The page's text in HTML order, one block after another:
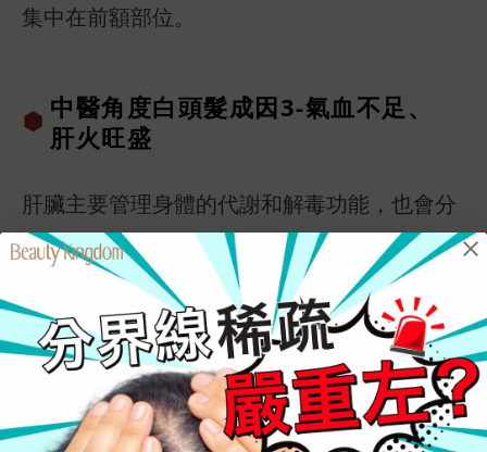
集中在前額部位。
中醫角度白頭髮成因3-氣血不足、
肝火旺盛
肝臟主要管理身體的代謝和解毒功能，也會分
泌膽汁，如果氣血不足和毒素未能排出體外，
會令兩鬢長白髮。此外，肝火旺盛亦會伴隨易
怒、暴躁、失眠、疲倦、腹脹、口乾舌燥、眼
睛乾澀等身體狀態。